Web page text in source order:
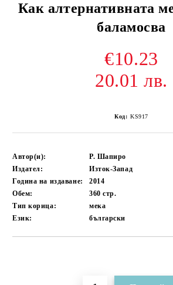
Как алтернативната
баламосва
€10.23
20.01 лв.
Код: KS917
Автор(и):
Р. Шапиро
Издател:
Изток-Запад
Година на издаване:
2014
Обем:
360стр.
Тип корица:
мека
Език:
български